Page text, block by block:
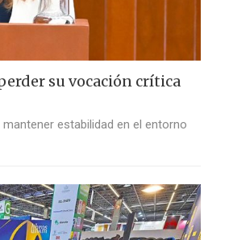
su vocación crítica
estabilidad en el entorno